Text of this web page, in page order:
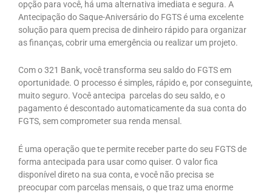
opção para você, há uma alternativa imediata e segura. A
Antecipação do Saque-Aniversário do FGTS é uma excelente
solução para quem precisa de dinheiro rápido para organizar
as finanças, cobrir uma emergência ou realizar um projeto.
Com o 321 Bank, você transforma seu saldo do FGTS em
oportunidade. O processo é simples, rápido e, por conseguinte,
muito seguro. Você antecipa parcelas do seu saldo, e o
pagamento é descontado automaticamente da sua conta do
FGTS, sem comprometer sua renda mensal.
É uma operação que te permite receber parte do seu FGTS de
forma antecipada para usar como quiser. O valor fica
disponível direto na sua conta, e você não precisa se
preocupar com parcelas mensais, o que traz uma enorme